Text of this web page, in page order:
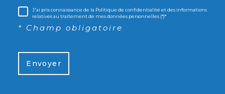
J'ai pris connaissance de la Politique de confidentialité et des informations
relatives au traitement de mes données personnelles (*)*
* Champ obligatoire
Envoyer